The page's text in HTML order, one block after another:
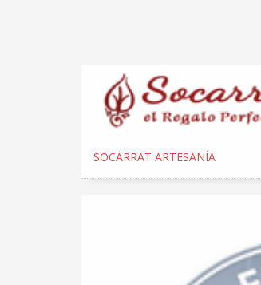
SOCARRAT ARTESANÍA